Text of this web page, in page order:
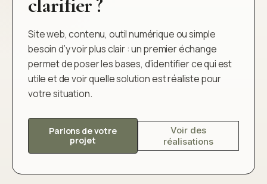
clarifier ?
Site web, contenu, outil numérique ou simple
besoin d’y voir plus clair : un premier échange
permet de poser les bases, d’identifier ce qui est
utile et de voir quelle solution est réaliste pour
votre situation.
Parlons de votre
projet
Voir des
réalisations